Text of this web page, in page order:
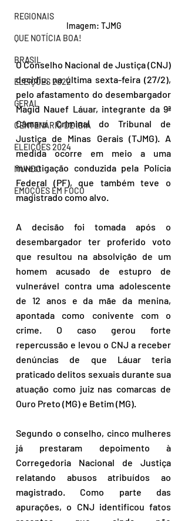
REGIONAIS
QUE NOTÍCIA BOA!
BRASIL
ELEIÇÕES 2022
GERAL
CENTENÁRIO DE IBIÁ
ELEIÇÕES 2024
MUNDO
EMOÇÕES EM FOCO
Imagem: TJMG
O Conselho Nacional de Justiça (CNJ)
decidiu, na última sexta-feira (27/2),
pelo afastamento do desembargador
Magid Nauef Láuar, integrante da 9ª
Câmara Criminal do Tribunal de
Justiça de Minas Gerais (TJMG). A
medida ocorre em meio a uma
investigação conduzida pela Polícia
Federal (PF), que também teve o
magistrado como alvo.
A decisão foi tomada após o
desembargador ter proferido voto
que resultou na absolvição de um
homem acusado de estupro de
vulnerável contra uma adolescente
de 12 anos e da mãe da menina,
apontada como conivente com o
crime. O caso gerou forte
repercussão e levou o CNJ a receber
denúncias de que Láuar teria
praticado delitos sexuais durante sua
atuação como juiz nas comarcas de
Ouro Preto (MG) e Betim (MG).
Segundo o conselho, cinco mulheres
já prestaram depoimento à
Corregedoria Nacional de Justiça
relatando abusos atribuídos ao
magistrado. Como parte das
apurações, o CNJ identificou fatos